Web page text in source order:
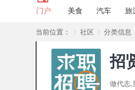
门户
美食
汽车 旅
当前位置：
»
社区
›
分类信息
招
做代志,